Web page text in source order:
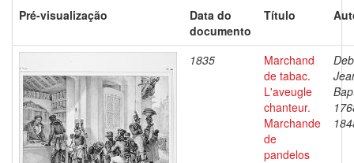
Pré-visualização
Data do
documento
Título
1835
Marchand
de tabac.
L'aveugle
chanteur.
Marchande
de
pandelos